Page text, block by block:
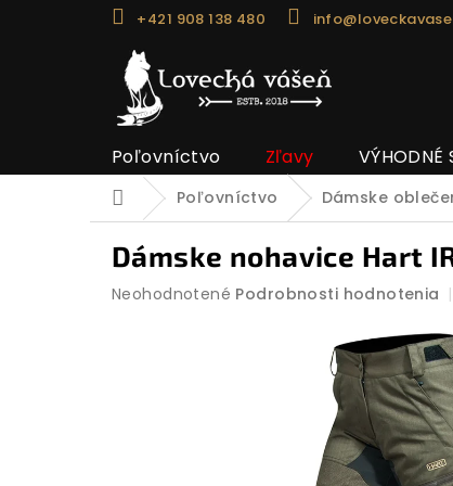
+421 908 138 480
Poľovníctvo Zľavy VÝHODNÉ
DomovPoľovníctvo Dámske
Dámske nohavice Hart
Priemerné
Neohodnotené Podrobnosti hodnotenia